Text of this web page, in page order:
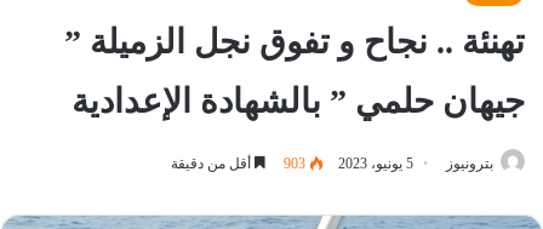
تهنئة .. نجاح و تفوق نجل الزميلة ”
جيهان حلمي ” بالشهادة الإعدادية
بترونيوز 5 يونيو، 2023 903 أقل من دقيقة